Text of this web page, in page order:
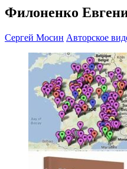
Филоненко
Сергей Мосин Авторское